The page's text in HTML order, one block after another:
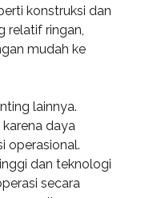
konstruksi dan
relatif ringan,
mudah ke
lainnya.
daya
operasional.
dan teknologi
secara